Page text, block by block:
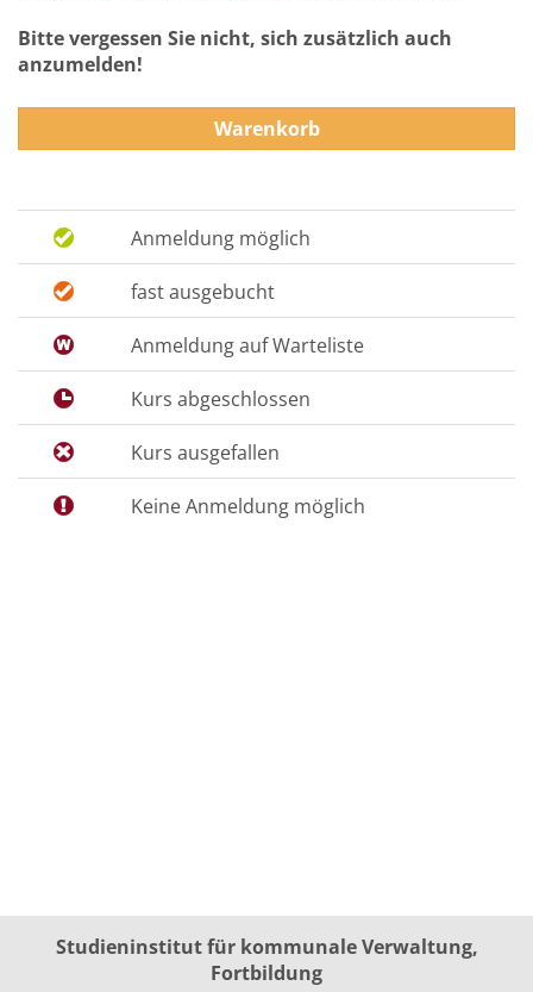
Bitte vergessen Sie nicht, sich zusätzlich auch
anzumelden!
Warenkorb
Anmeldung möglich
fast ausgebucht
Anmeldung auf Warteliste
Kurs abgeschlossen
Kurs ausgefallen
Keine Anmeldung möglich
Studieninstitut für kommunale Verwaltung,
Fortbildung